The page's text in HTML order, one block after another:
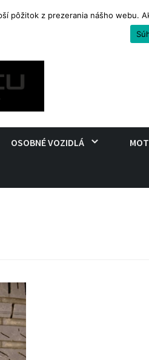
OSOBNÉ VOZIDLÁ
pôžitok z prezerania nášho